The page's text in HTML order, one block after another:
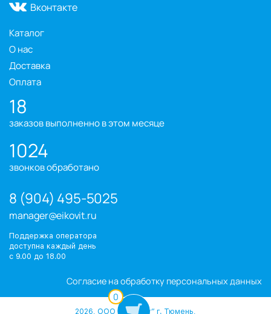
Вконтакте
Каталог
О нас
Доставка
Оплата
18
заказов выполненно в этом месяце
1024
звонков обработано
8 (904) 495-5025
manager@eikovit.ru
Поддержка оператора
доступна каждый день
с 9.00 до 18.00
Согласие на обработку персональных данных
2026, ООО “Эйковит” г. Тюмень,
0